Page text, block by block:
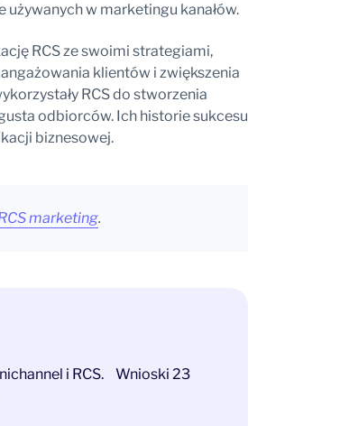
w marketingu kanałów.
RCS ze swoimi strategiami,
klientów i zwiększenia
RCS do stworzenia
odbiorców. Ich historie sukcesu
biznesowej.
marketing.
i RCS. Wnioski 23